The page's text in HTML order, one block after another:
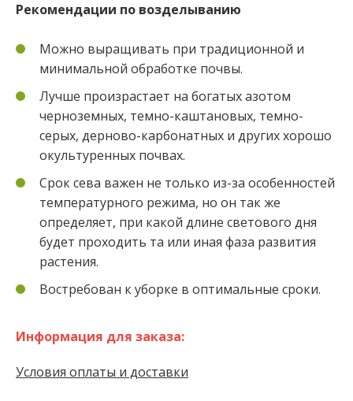
Рекомендации по возделыванию
Можно выращивать при традиционной и
минимальной обработке почвы.
Лучше произрастает на богатых азотом
черноземных, темно-каштановых, темно-
серых, дерново-карбонатных и других хорошо
окультуренных почвах.
Срок сева важен не только из-за особенностей
температурного режима, но он так же
определяет, при какой длине светового дня
будет проходить та или иная фаза развития
растения.
Востребован к уборке в оптимальные сроки.
Информация для заказа:
Условия оплаты и доставки